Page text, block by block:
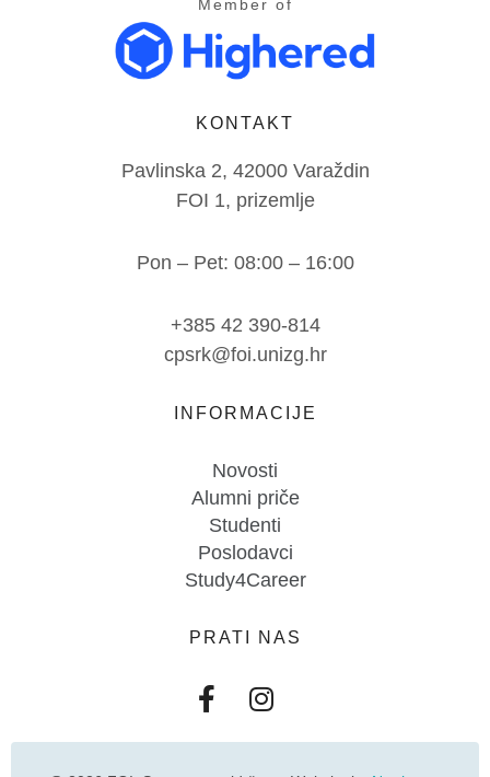
Member of
KONTAKT
Pavlinska 2, 42000 Varaždin
FOI 1, prizemlje
Pon – Pet: 08:00 – 16:00
+385 42 390-814
cpsrk@foi.unizg.hr
INFORMACIJE
Novosti
Alumni priče
Studenti
Poslodavci
Study4Career
PRATI NAS